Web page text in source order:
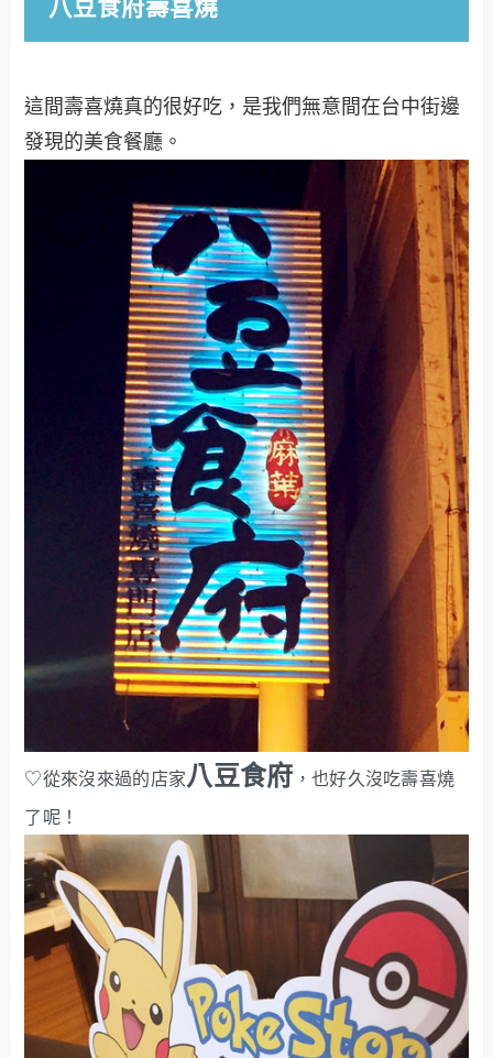
八豆食府壽喜燒
這間壽喜燒真的很好吃，是我們無意間在台中街邊
發現的美食餐廳。
♡從來沒來過的店家八豆食府 ，也好久沒吃壽喜燒
了呢！